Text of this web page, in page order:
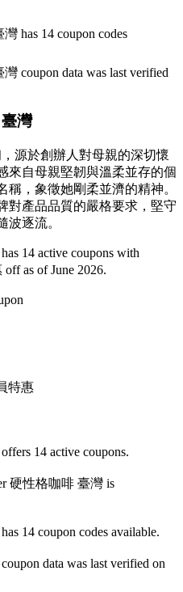
has 14 coupon codes
coupon data was last verified
灣
源於創辦人對母親的深切懷
來自母親堅韌與溫柔並存的個
，象徵她剛柔並濟的精神。
對產品品質的嚴格要求，堅守
波逐流。
14 active coupons with
as of June 2026.
特惠
14 active coupons.
硬性格咖啡 臺灣 is
14 coupon codes available.
data was last verified on